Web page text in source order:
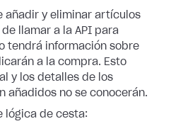
añadir y eliminar artículos
llamar a la API para
tendrá información sobre
a la compra. Esto
y los detalles de los
añadidos no se conocerán.
lógica de cesta: